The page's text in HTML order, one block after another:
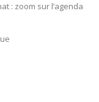
: zoom sur l’agenda